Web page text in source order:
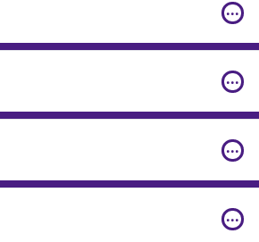
‧‧‧
‧‧‧
‧‧‧
‧‧‧